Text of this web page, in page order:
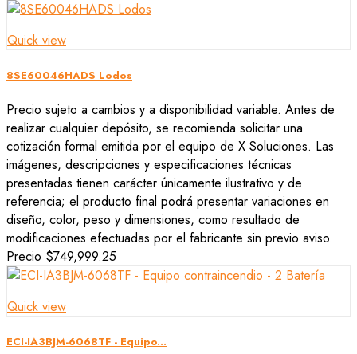
Quick view
8SE60046HADS Lodos
Precio sujeto a cambios y a disponibilidad variable. Antes de
realizar cualquier depósito, se recomienda solicitar una
cotización formal emitida por el equipo de X Soluciones. Las
imágenes, descripciones y especificaciones técnicas
presentadas tienen carácter únicamente ilustrativo y de
referencia; el producto final podrá presentar variaciones en
diseño, color, peso y dimensiones, como resultado de
modificaciones efectuadas por el fabricante sin previo aviso.
Precio $749,999.25
Quick view
ECI-IA3BJM-6068TF - Equipo...